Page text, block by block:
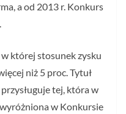
a od 2013 r. Konkurs
której stosunek zysku
niż 5 proc. Tytuł
tej, która w
w Konkursie